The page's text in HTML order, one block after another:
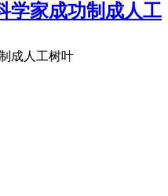
学家成功制成人工
成人工树叶